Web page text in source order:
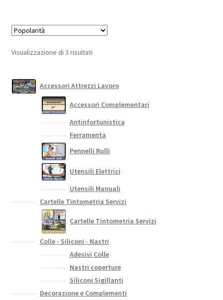
pagina
Visualizzazione di 3 risultatiPopolarità
Accessori Attrezzi Lavoro
Accessori Complementari
Antinfortunistica
Ferramenta
Pennelli Rulli
Utensili Elettrici
Utensili Manuali
Cartelle Tintometria Servizi
Cartelle Tintometria Servizi
Colle - Siliconi - Nastri
Adesivi Colle
Nastri coperture
Siliconi Sigillanti
Decorazione e Complementi